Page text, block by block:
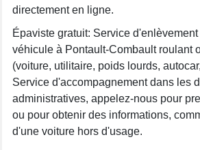
directement en ligne.
Épaviste gratuit: Service
véhicule à Pontault-Combault roulant
(voiture, utilitaire, poids lourds,
Service d'accompagnement dans les
administratives, appelez-nous pour
ou pour obtenir des informations,
d'une voiture hors d'usage.